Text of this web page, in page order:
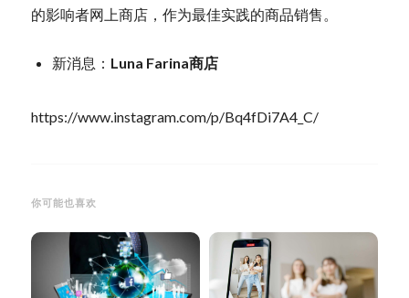
的影响者网上商店，作为最佳实践的商品销售。
新消息： Luna Farina商店
https://www.instagram.com/p/Bq4fDi7A4_C/
你可能也喜欢